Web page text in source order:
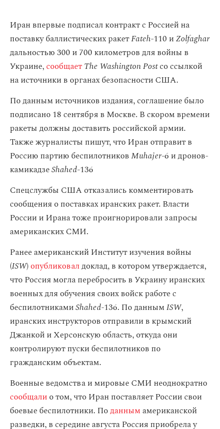
Иран впервые подписал контракт с Россией на
поставку баллистических ракетFateh-110 иZolfaghar
дальностью 300 и 700 километров для войны в
Украине,сообщаетThe Washington Postсо ссылкой
на источники в органах безопасности США.
По данным источников издания, соглашение было
подписано 18 сентября в Москве. В скором времени
ракеты должны доставить российской армии.
Также журналисты пишут, что Иран отправит в
Россию партию беспилотниковMuhajer-6 и дронов-
камикадзеShahed-136
Спецслужбы США отказались комментировать
сообщения о поставках иранских ракет. Власти
России и Ирана тоже проигнорировали запросы
американских СМИ.
Ранее американский Институт изучения войны
(ISW)опубликовалдоклад, в котором утверждается,
что Россия могла перебросить в Украину иранских
военных для обучения своих войск работе с
беспилотникамиShahed-136. По даннымISW,
иранских инструкторов отправили в крымский
Джанкой и Херсонскую область, откуда они
контролируют пуски беспилотников по
гражданским объектам.
Военные ведомства и мировые СМИ неоднократно
сообщалио том, что Иран поставляет России свои
боевые беспилотники. Поданнымамериканской
разведки, в середине августа Россия приобрела у